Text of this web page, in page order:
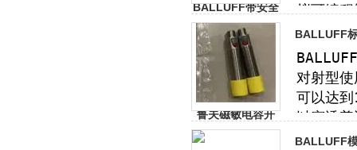
BALLUFF
BALLUFF